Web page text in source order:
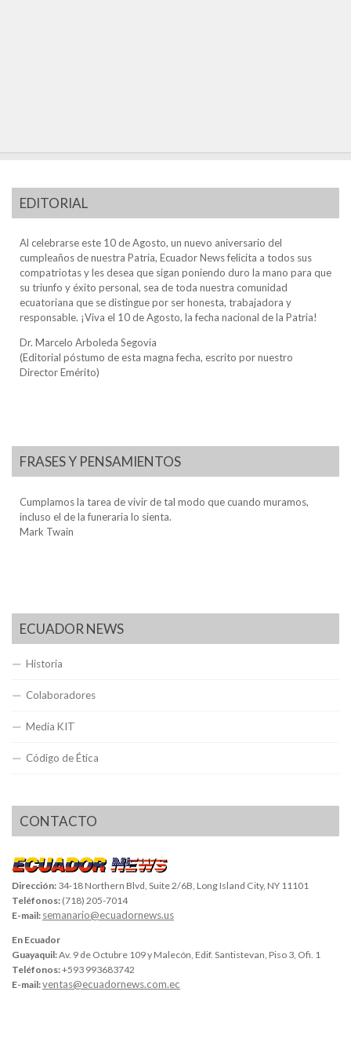
EDITORIAL
Al celebrarse este 10 de Agosto, un nuevo aniversario del
cumpleaños de nuestra Patria, Ecuador News felicita a todos sus
compatriotas y les desea que sigan poniendo duro la mano para que
su triunfo y éxito personal, sea de toda nuestra comunidad
ecuatoriana que se distingue por ser honesta, trabajadora y
responsable. ¡Viva el 10 de Agosto, la fecha nacional de la Patria!
Dr. Marcelo Arboleda Segovia
(Editorial póstumo de esta magna fecha, escrito por nuestro
Director Emérito)
FRASES Y PENSAMIENTOS
Cumplamos la tarea de vivir de tal modo que cuando muramos,
incluso el de la funeraria lo sienta.
Mark Twain
ECUADOR NEWS
Historia
Colaboradores
Media KIT
Código de Ética
CONTACTO
Dirección: 34-18 Northern Blvd, Suite 2/6B, Long Island City, NY 11101
Teléfonos: (718) 205-7014
E-mail: semanario@ecuadornews.us
En Ecuador
Guayaquil:Av. 9 de Octubre 109 y Malecón, Edif. Santistevan, Piso 3, Ofi. 1
Teléfonos:+593 993683742
E-mail:ventas@ecuadornews.com.ec